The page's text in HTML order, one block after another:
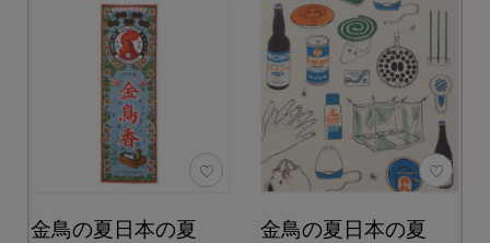
金鳥の夏日本の夏
金鳥の夏日本の夏